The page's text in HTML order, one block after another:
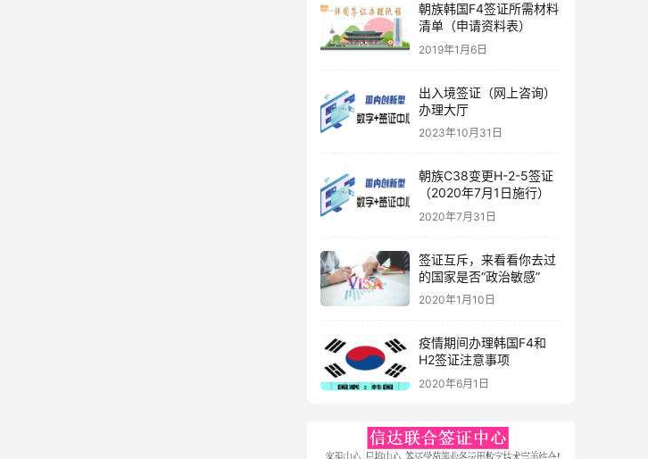
朝族韩国F4签证所需材料
清单（申请资料表）
2019年1月6日
出入境签证（网上咨询）
办理大厅
2023年10月31日
朝族C38变更H-2-5签证
（2020年7月1日施行）
2020年7月31日
签证互斥，来看看你去过
的国家是否“政治敏感”
2020年1月10日
疫情期间办理韩国F4和
H2签证注意事项
2020年6月1日